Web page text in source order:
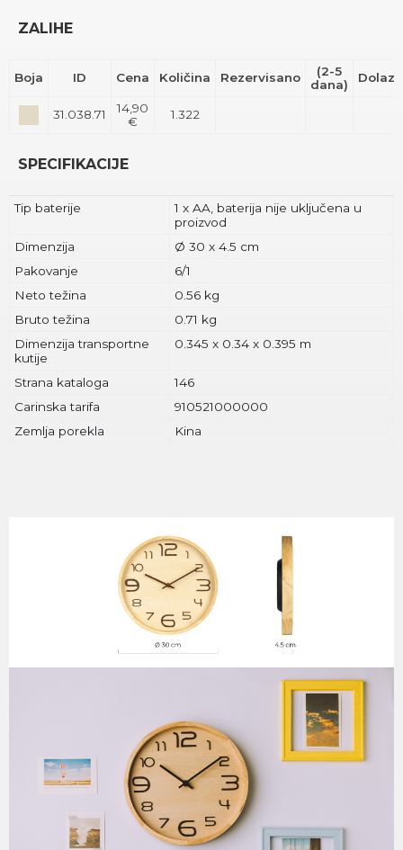
ZALIHE
Boja ID Cena Količina Rezervisano
(2-5
dana)
31.038.71
14,90
€
1.322
SPECIFIKACIJE
Tip baterije
1 x AA, baterija nije uključena u
proizvod
Dimenzija
Ø 30 x 4.5 cm
Pakovanje
6/1
Neto težina
0.56 kg
Bruto težina
0.71 kg
Dimenzija transportne
kutije
0.345 x 0.34 x 0.395 m
Strana kataloga
146
Carinska tarifa
910521000000
Zemlja porekla
Kina